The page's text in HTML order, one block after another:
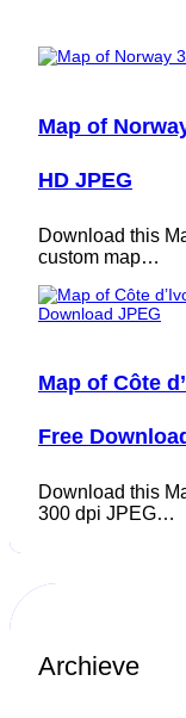
Map of
HD JPEG
Download this
custom map…
Map of Côte
Free
Download this
300 dpi JPEG…
Archieve